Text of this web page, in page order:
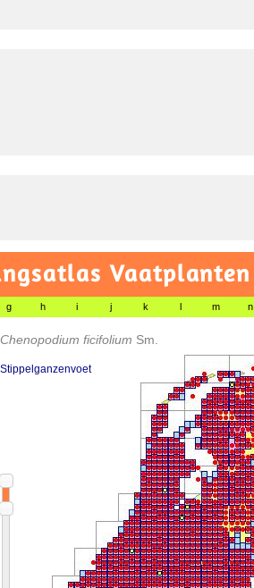
Vaatplanten
g h i j k l m n
Chenopodium ficifolium Sm.
Stippelganzenvoet